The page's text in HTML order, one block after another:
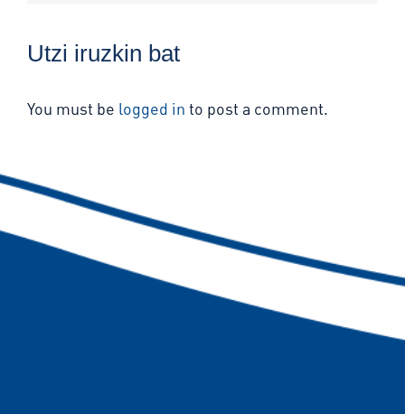
Utzi iruzkin bat
You must be logged in to post a comment.